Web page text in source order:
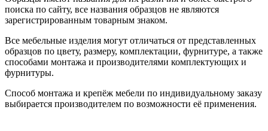
поиска по сайту, все названия образцов не являются
зарегистрированным товарным знаком.
Все мебельные изделия могут отличаться от представленных
образцов по цвету, размеру, комплектации, фурнитуре, а также
способами монтажа и производителями комплектующих и
фурнитуры.
Способ монтажа и крепёж мебели по индивидуальному заказу
выбирается производителем по возможности её применения.